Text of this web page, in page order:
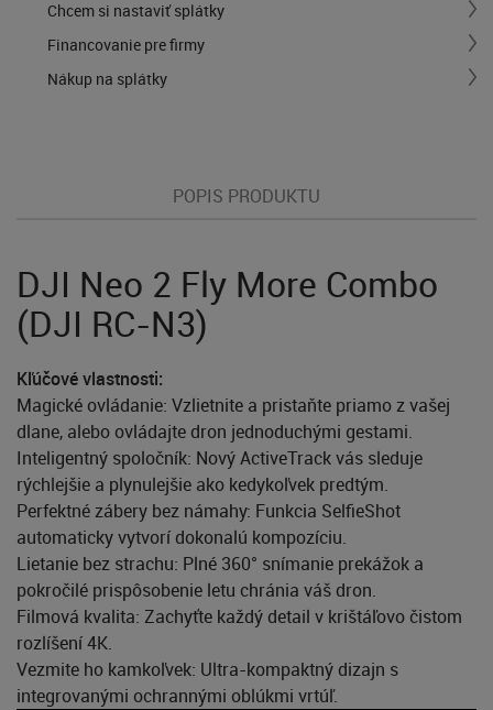
Chcem si nastaviť splátky
Financovanie pre firmy
Nákup na splátky
POPIS PRODUKTU
DJI Neo 2 Fly More Combo
(DJI RC-N3)
Kľúčové vlastnosti:
Magické ovládanie: Vzlietnite a pristaňte priamo z vašej
dlane, alebo ovládajte dron jednoduchými gestami.
Inteligentný spoločník: Nový ActiveTrack vás sleduje
rýchlejšie a plynulejšie ako kedykoľvek predtým.
Perfektné zábery bez námahy: Funkcia SelfieShot
automaticky vytvorí dokonalú kompozíciu.
Lietanie bez strachu: Plné 360° snímanie prekážok a
pokročilé prispôsobenie letu chránia váš dron.
Filmová kvalita: Zachyťte každý detail v krištáľovo čistom
rozlíšení 4K.
Vezmite ho kamkoľvek: Ultra-kompaktný dizajn s
integrovanými ochrannými oblúkmi vrtúľ.